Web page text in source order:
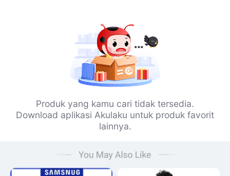
Produk yang kamu cari tidak tersedia.
Download aplikasi Akulaku untuk produk favorit
lainnya.